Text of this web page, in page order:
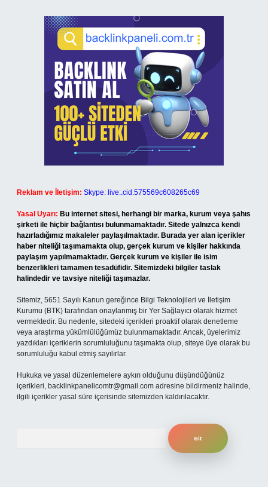
Reklam ve İletişim: Skype: live:.cid.575569c608265c69
Yasal Uyarı: Bu internet sitesi, herhangi bir marka, kurum veya şahıs
şirketi ile hiçbir bağlantısı bulunmamaktadır. Sitede yalnızca kendi
hazırladığımız makaleler paylaşılmaktadır. Burada yer alan içerikler
haber niteliği taşımamakta olup, gerçek kurum ve kişiler hakkında
paylaşım yapılmamaktadır. Gerçek kurum ve kişiler ile isim
benzerlikleri tamamen tesadüfidir. Sitemizdeki bilgiler taslak
halindedir ve tavsiye niteliği taşımazlar.
Sitemiz, 5651 Sayılı Kanun gereğince Bilgi Teknolojileri ve İletişim
Kurumu (BTK) tarafından onaylanmış bir Yer Sağlayıcı olarak hizmet
vermektedir. Bu nedenle, sitedeki içerikleri proaktif olarak denetleme
veya araştırma yükümlülüğümüz bulunmamaktadır. Ancak, üyelerimiz
yazdıkları içeriklerin sorumluluğunu taşımakta olup, siteye üye olarak bu
sorumluluğu kabul etmiş sayılırlar.
Hukuka ve yasal düzenlemelere aykırı olduğunu düşündüğünüz
içerikleri, backlinkpanelicomtr@gmail.com adresine bildirmeniz halinde,
ilgili içerikler yasal süre içerisinde sitemizden kaldırılacaktır.